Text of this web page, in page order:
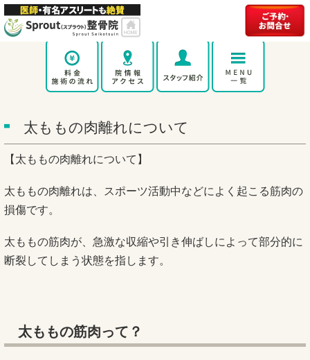
太ももの肉離れについて
【太ももの肉離れについて】
太ももの肉離れは、スポーツ活動中などによく起こる筋肉の
損傷です。
太ももの筋肉が、急激な収縮や引き伸ばしによって部分的に
断裂してしまう状態を指します。
太ももの筋肉って？